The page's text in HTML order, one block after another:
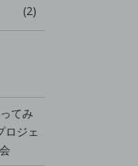
(2)
てみ
ジェ